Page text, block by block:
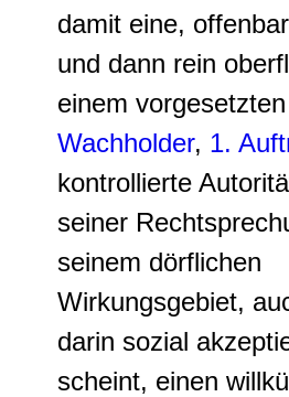
damit eine,
und dann rein
einem
Wachholder, 1.
kontrollierte
seiner
seinem dörflichen
Wirkungsgebiet,
darin sozial
scheint, einen